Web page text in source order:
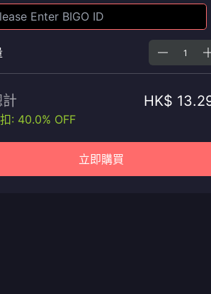
HK$
: 40.0% OFF
立即購買